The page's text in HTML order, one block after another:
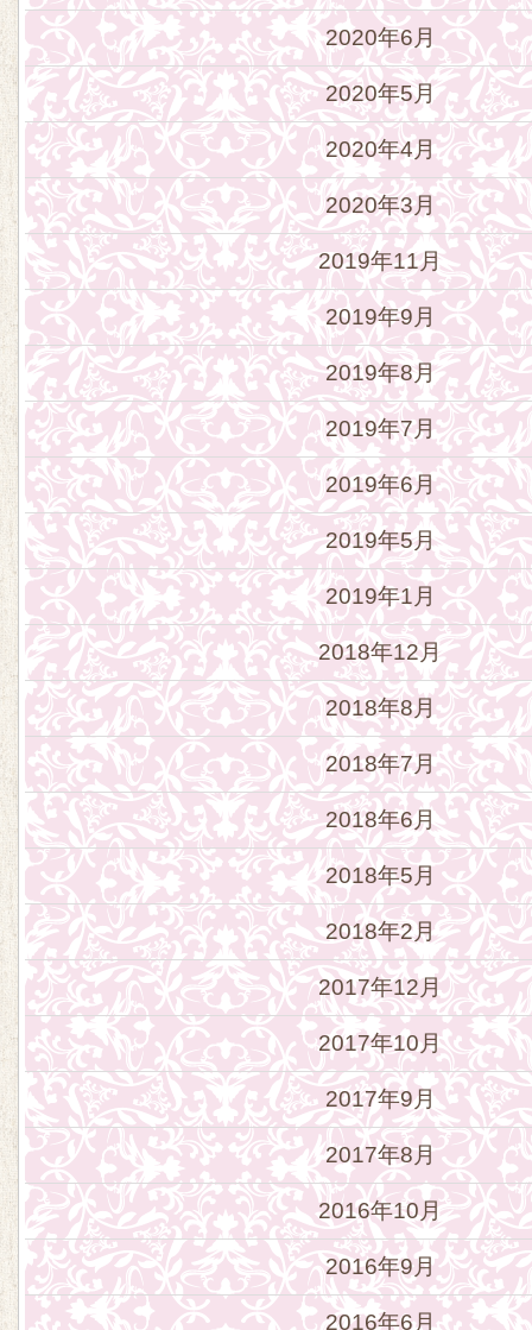
2020年6月
2020年5月
2020年4月
2020年3月
2019年11月
2019年9月
2019年8月
2019年7月
2019年6月
2019年5月
2019年1月
2018年12月
2018年8月
2018年7月
2018年6月
2018年5月
2018年2月
2017年12月
2017年10月
2017年9月
2017年8月
2016年10月
2016年9月
2016年6月